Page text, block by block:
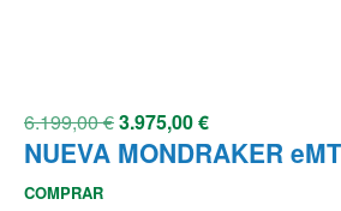
6.199,00€3.975,00€
NUEVA MONDRAKER
COMPRAR